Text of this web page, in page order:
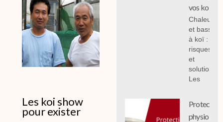
Les koi show
pour exister
vos koi
Chaleur
et bassin
à koï :
risques
et
solutions;
Les
Protection